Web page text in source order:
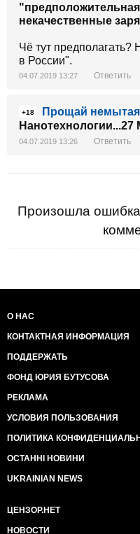
некачественные
Чё тут
в России".
04.07.2019 13:27 Ответить
+18
Прощай
Нанотехнологии...27
04.07.2019 13:26 Ответить
Произошла
О НАС
КОНТАКТНАЯ ИНФОРМАЦИЯ
ПОДДЕРЖАТЬ
ФОНД ЮРИЯ БУТУСОВА
РЕКЛАМА
УСЛОВИЯ ПОЛЬЗОВАНИЯ
ПОЛИТИКА
ОСТАННІ НОВИНИ
UKRAINIAN NEWS
ЦЕНЗОР.НЕТ
НОВОСТИ